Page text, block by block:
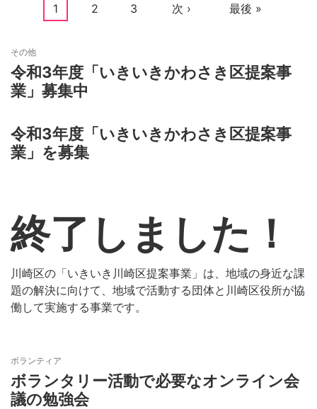
ジ
送
り
カ
ト
ペ
ジ
1
ペ
2
ペ
3
次
ジ
次 ›
最
ー
最後 »
その他
令和3年度「いきいきかわさき区提案事
業」募集中
令和3年度「いきいきかわさき区提案事
業」を募集
終了しました！
川崎区の「いきいき川崎区提案事業」は、地域の身近な課
題の解決に向けて、地域で活動する団体と川崎区役所が協
働して実施する事業です。
ボランティア
ボランタリー活動で必要なオンライン会
議の勉強会